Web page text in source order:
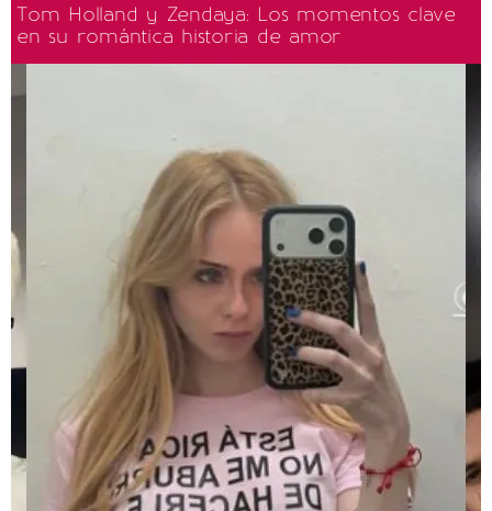
Tom Holland y Zendaya: Los momentos clave
en su romántica historia de amor